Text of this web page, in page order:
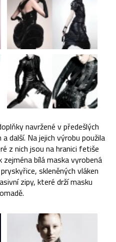
navržené v předešlých
další. Na jejich výrobu použila
z nich jsou na hranici fetiše
bílá maska vyrobená
skleněných vláken
zipy, které drží masku